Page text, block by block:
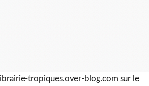
librairie-tropiques.over-blog.com sur le